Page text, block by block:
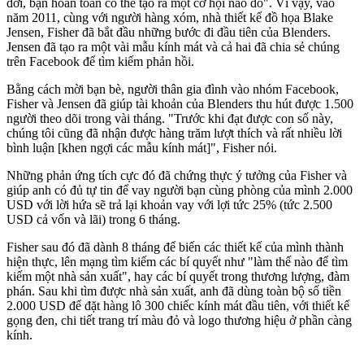
năm 2011, cùng với người hàng xóm, nhà thiết kế đồ họa Blake
Jensen, Fisher đã bắt đầu những bước đi đầu tiên của Blenders.
Jensen đã tạo ra một vài mẫu kính mát và cả hai đã chia sẻ chúng
trên Facebook để tìm kiếm phản hồi.
Bằng cách mời bạn bè, người thân gia đình vào nhóm Facebook,
Fisher và Jensen đã giúp tài khoản của Blenders thu hút được 1.500
người theo dõi trong vài tháng. "Trước khi đạt được con số này,
chúng tôi cũng đã nhận được hàng trăm lượt thích và rất nhiều lời
bình luận [khen ngợi các mẫu kính mát]", Fisher nói.
Những phản ứng tích cực đó đã chứng thực ý tưởng của Fisher và
giúp anh có đủ tự tin để vay người bạn cùng phòng của mình 2.000
USD với lời hứa sẽ trả lại khoản vay với lợi tức 25% (tức 2.500
USD cả vốn và lãi) trong 6 tháng.
Fisher sau đó đã dành 8 tháng để biến các thiết kế của mình thành
hiện thực, lên mạng tìm kiếm các bí quyết như "làm thế nào để tìm
kiếm một nhà sản xuất", hay các bí quyết trong thương lượng, đàm
phán. Sau khi tìm được nhà sản xuất, anh đã dùng toàn bộ số tiền
2.000 USD để đặt hàng lô 300 chiếc kính mát đầu tiên, với thiết kế
gọng đen, chi tiết trang trí màu đỏ và logo thương hiệu ở phần càng
kính.